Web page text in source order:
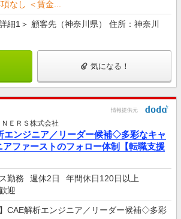
なし ＜賃金...
細1＞ 顧客先（神奈川県） 住所：神奈川
気になる！
情報提供元
ＥＲＳ株式会社
エンジニア／リーダー候補◇多彩なキャ
アファーストのフォロー体制【転職支援
勤務 週休2日
年間休日120日以上
迎
】CAE解析エンジニア／リーダー候補◇多彩